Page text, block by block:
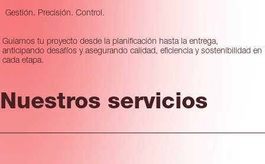
Gestión. Precisión. Control.
Guiamos tu proyecto desde la planificación hasta la entrega,
anticipando desafíos y asegurando calidad, eficiencia y sostenibilidad en
cada etapa.
Nuestros servicios